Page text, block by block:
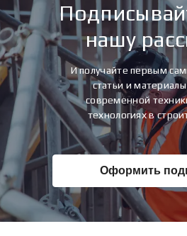
нашу
И получайте первым
статьи и
современной
технологиях в
Оформить